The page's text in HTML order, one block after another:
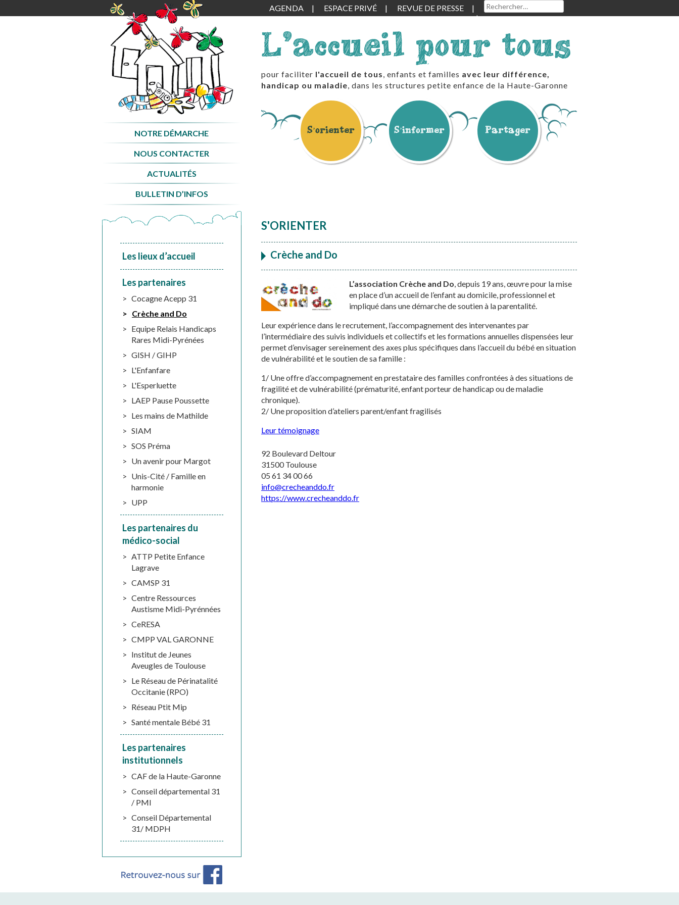
L'accueil pour tous
pour faciliter l'accueil de tous, enfants et familles avec leur différence,
handicap ou maladie, dans les structures petite enfance de la Haute-Garonne
contenu
S’orienter S’informer Partager
NOTRE DÉMARCHE
NOUS CONTACTER
ACTUALITÉS
BULLETIN D’INFOS
AGENDA ESPACE PRIVÉ REVUE DE PRESSE Rechercher :
S'ORIENTER
Crèche and Do
L’association Crèche and Do, depuis 19 ans, œuvre pour la mise
en place d’un accueil de l’enfant au domicile, professionnel et
impliqué dans une démarche de soutien à la parentalité.
Leur expérience dans le recrutement, l’accompagnement des intervenantes par
l’intermédiaire des suivis individuels et collectifs et les formations annuelles dispensées leur
permet d’envisager sereinement des axes plus spécifiques dans l’accueil du bébé en situation
de vulnérabilité et le soutien de sa famille :
1/ Une offre d’accompagnement en prestataire des familles confrontées à des situations de
fragilité et de vulnérabilité (prématurité, enfant porteur de handicap ou de maladie
chronique).
2/ Une proposition d’ateliers parent/enfant fragilisés
Leur témoignage
92 Boulevard Deltour
31500 Toulouse
05 61 34 00 66
info@crecheanddo.fr
https://www.crecheanddo.fr
Les lieux d’accueil
Les partenaires
Cocagne Acepp 31
Crèche and Do
Equipe Relais Handicaps
Rares Midi-Pyrénées
GISH / GIHP
L'Enfanfare
L'Esperluette
LAEP Pause Poussette
Les mains de Mathilde
SIAM
SOS Préma
Un avenir pour Margot
Unis-Cité / Famille en
harmonie
UPP
Les partenaires du
médico-social
ATTP Petite Enfance
Lagrave
CAMSP 31
Centre Ressources
Austisme Midi-Pyrénnées
CeRESA
CMPP VAL GARONNE
Institut de Jeunes
Aveugles de Toulouse
Le Réseau de Périnatalité
Occitanie (RPO)
Réseau Ptit Mip
Santé mentale Bébé 31
Les partenaires
institutionnels
CAF de la Haute-Garonne
Conseil départemental 31
/ PMI
Conseil Départemental
31/ MDPH